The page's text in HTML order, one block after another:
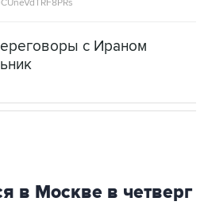
с Ираном
в Москве в четверг